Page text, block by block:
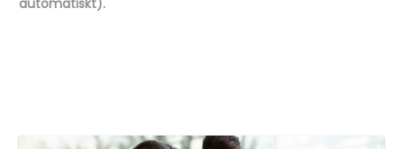
automatiskt).